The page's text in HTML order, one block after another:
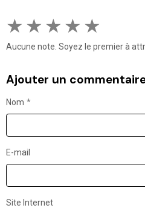
★ ★ ★ ★ ★
Aucune note. Soyez le premier à
Ajouter un
Nom
E-mail
Site Internet